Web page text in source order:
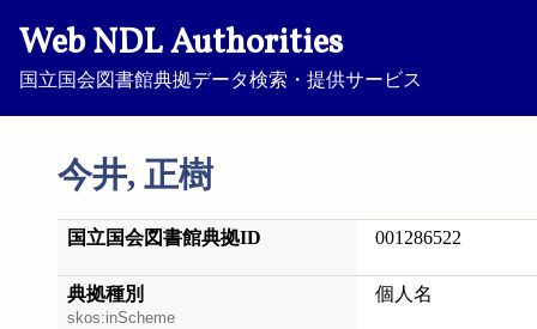
Web NDL Authorities
国立国会図書館典拠データ検索・提供サービス
今井, 正樹
国立国会図書館典拠ID 001286522
典拠種別
skos:inScheme
個人名